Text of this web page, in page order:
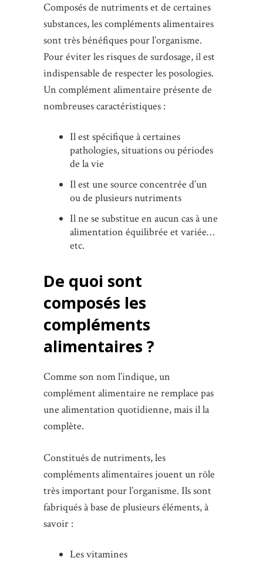
Composés de nutriments et de certaines
substances, les compléments alimentaires
sont très bénéfiques pour l’organisme.
Pour éviter les risques de surdosage, il est
indispensable de respecter les posologies.
Un complément alimentaire présente de
nombreuses caractéristiques :
Il est spécifique à certaines
pathologies, situations ou périodes
de la vie
Il est une source concentrée d’un
ou de plusieurs nutriments
Il ne se substitue en aucun cas à une
alimentation équilibrée et variée…
etc.
De quoi sont
composés les
compléments
alimentaires ?
Comme son nom l’indique, un
complément alimentaire ne remplace pas
une alimentation quotidienne, mais il la
complète.
Constitués de nutriments, les
compléments alimentaires jouent un rôle
très important pour l’organisme. Ils sont
fabriqués à base de plusieurs éléments, à
savoir :
Les vitamines